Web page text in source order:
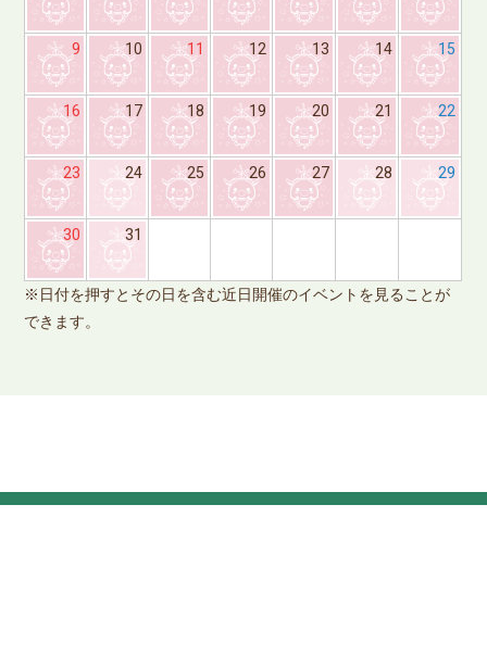
9 10 11 12 13 14 15
16 17 18 19 20 21 22
23 24 25 26 27 28 29
30 31
※日付を押すとその日を含む近日開催のイベントを見ることが
できます。